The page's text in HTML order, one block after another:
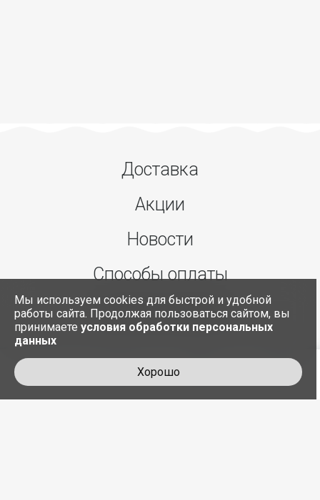
Доставка
Акции
Новости
Способы оплаты
Условия возврата
+375 29 606 43 43
Мы используем cookies для быстрой и удобной
работы сайта. Продолжая пользоваться сайтом, вы
принимаете условия обработки персональных
данных
Хорошо